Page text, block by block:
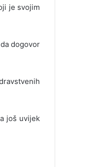
je svojim
dogovor
još uvijek